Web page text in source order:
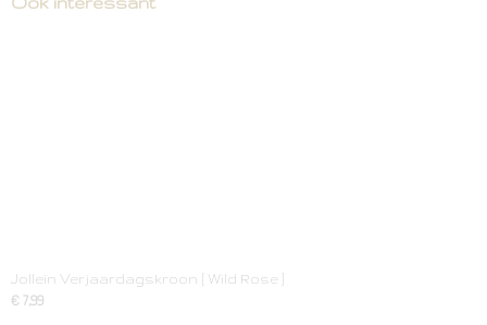
Jollein Verjaardagskroon [ Wild Rose ]
€ 7,99